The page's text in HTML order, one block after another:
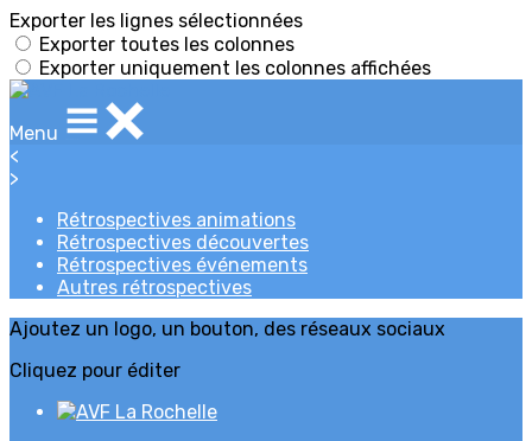
Exporter les lignes sélectionnées
Exporter toutes les colonnes
Exporter uniquement les colonnes affichées
Menu
<
>
Rétrospectives animations
Rétrospectives découvertes
Rétrospectives événements
Autres rétrospectives
Ajoutez un logo, un bouton, des réseaux sociaux
Cliquez pour éditer